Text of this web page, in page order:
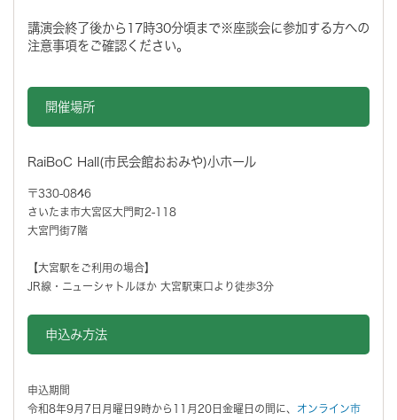
講演会終了後から17時30分頃まで※座談会に参加する方への
注意事項をご確認ください。
開催場所
RaiBoC Hall(市民会館おおみや)小ホール
〒330-0846
さいたま市大宮区大門町2-118
大宮門街7階
【大宮駅をご利用の場合】
JR線・ニューシャトルほか 大宮駅東口より徒歩3分
申込み方法
申込期間
令和8年9月7日月曜日9時から11月20日金曜日の間に、 オンライン市